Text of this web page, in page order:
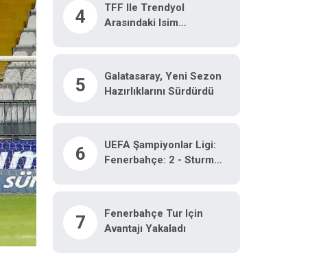
4
TFF Ile Trendyol
Arasındaki Isim
5
Galatasaray, Yeni Sezon
Hazırlıklarını Sürdürdü
6
UEFA Şampiyonlar Ligi:
Fenerbahçe: 2 - Sturm
7
Fenerbahçe Tur Için
Avantajı Yakaladı